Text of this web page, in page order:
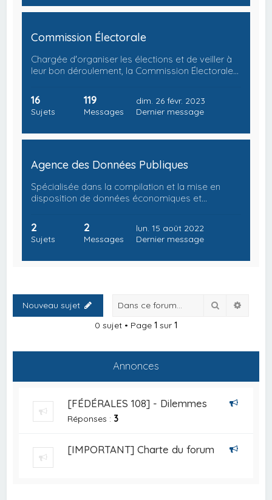
Commission Électorale
Chargée d'organiser les élections et de veiller à
leur bon déroulement, la Commission Électorale…
16
Sujets
119
Messages
dim. 26 févr. 2023
Dernier message
Agence des Données Publiques
Spécialisée dans la compilation et la mise en
disposition de données économiques et…
2
Sujets
2
Messages
lun. 15 août 2022
Dernier message
Nouveau sujet Rechercher
0 sujet • Page 1 sur 1
Annonces
[FÉDÉRALES 108] - Dilemmes
Réponses : 3
[IMPORTANT] Charte du forum